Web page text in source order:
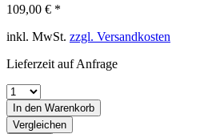
109,00 € *
inkl. MwSt. zzgl. Versandkosten
Lieferzeit auf Anfrage
In den Warenkorb
Vergleichen